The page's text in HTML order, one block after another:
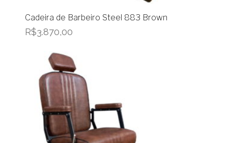
Cadeira de Barbeiro Steel 883 Brown
R$3.870,00